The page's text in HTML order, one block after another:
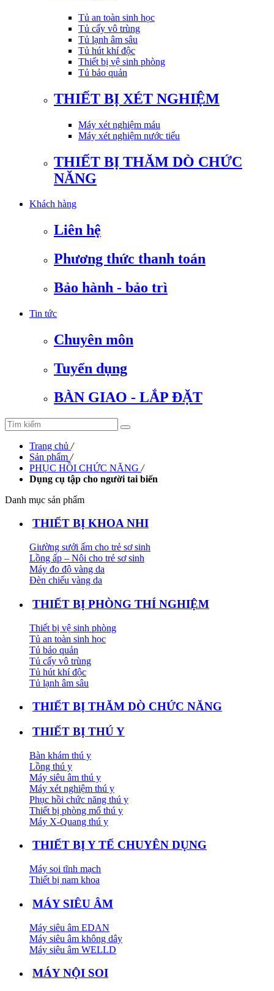
Tủ an toàn sinh học
Tủ cấy vô trùng
Tủ lạnh âm sâu
Tủ hút khí độc
Thiết bị vệ sinh phòng
Tủ bảo quản
THIẾT BỊ XÉT NGHIỆM
Máy xét nghiệm máu
Máy xét nghiệm nước tiểu
THIẾT BỊ THĂM DÒ CHỨC
NĂNG
Khách hàng
Liên hệ
Phương thức thanh toán
Bảo hành - bảo trì
Tin tức
Chuyên môn
Tuyển dụng
BÀN GIAO - LẮP ĐẶT
Trang chủ /
Sản phẩm /
PHỤC HỒI CHỨC NĂNG /
Dụng cụ tập cho người tai biến
Danh mục sản phẩm
THIẾT BỊ KHOA NHI
Giường sưởi ấm cho trẻ sơ sinh
Lồng ấp – Nôi cho trẻ sơ sinh
Máy đo độ vàng da
Đèn chiếu vàng da
THIẾT BỊ PHÒNG THÍ NGHIỆM
Thiết bị vệ sinh phòng
Tủ an toàn sinh học
Tủ bảo quản
Tủ cấy vô trùng
Tủ hút khí độc
Tủ lạnh âm sâu
THIẾT BỊ THĂM DÒ CHỨC NĂNG
THIẾT BỊ THÚ Y
Bàn khám thú y
Lồng thú y
Máy siêu âm thú y
Máy xét nghiệm thú y
Phục hồi chức năng thú y
Thiết bị phòng mổ thú y
Máy X-Quang thú y
THIẾT BỊ Y TẾ CHUYÊN DỤNG
Máy soi tĩnh mạch
Thiết bị nam khoa
MÁY SIÊU ÂM
Máy siêu âm EDAN
Máy siêu âm không dây
Máy siêu âm WELLD
MÁY NỘI SOI